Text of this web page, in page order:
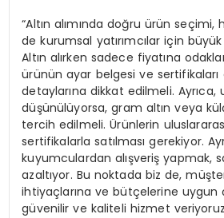
“Altın alımında doğru ürün
de kurumsal yatırımcılar için
Altın alırken sadece fiyatına
ürünün ayar belgesi ve sertifikaları
detaylarına dikkat edilmeli. Ayrıca,
düşünülüyorsa, gram altın veya
tercih edilmeli. Ürünlerin
sertifikalarla satılması gerekiyor.
kuyumculardan alışveriş yapmak,
azaltıyor. Bu noktada biz de,
ihtiyaçlarına ve bütçelerine uygun
güvenilir ve kaliteli hizmet